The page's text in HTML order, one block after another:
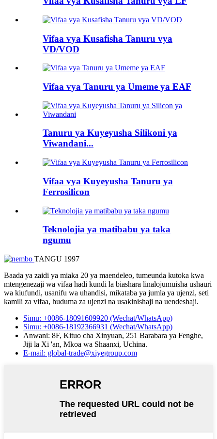
Vifaa vya Kusafisha Tanuru vya
VD/VOD
Vifaa vya Tanuru ya Umeme ya EAF
Tanuru ya Kuyeyusha Silikoni ya
Viwandani...
Vifaa vya Kuyeyusha Tanuru ya
Ferrosilicon
Teknolojia ya matibabu ya taka
ngumu
TANGU 1997
Baada ya zaidi ya miaka 20 ya maendeleo, tumeunda kutoka kwa
mtengenezaji wa vifaa hadi kundi la biashara linalojumuisha ushauri
wa kiufundi, usanifu wa uhandisi, mikataba ya jumla ya ujenzi, seti
kamili za vifaa, huduma za ujenzi na usakinishaji na uendeshaji.
Simu: +0086-18091609920 (Wechat/WhatsApp)
Simu: +0086-18192366931 (Wechat/WhatsApp)
Anwani: 8F, Kituo cha Xinyuan, 251 Barabara ya Fenghe,
Jiji la Xi 'an, Mkoa wa Shaanxi, Uchina.
E-mail: global-trade@xiyegroup.com